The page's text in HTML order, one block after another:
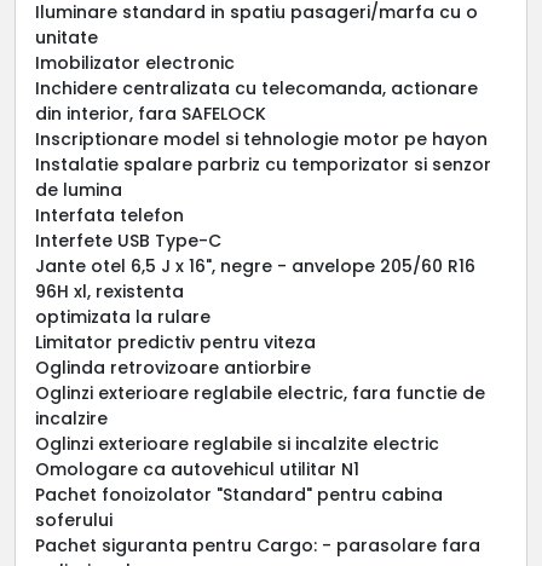
Iluminare standard in spatiu pasageri/marfa cu o
unitate
Imobilizator electronic
Inchidere centralizata cu telecomanda, actionare
din interior, fara SAFELOCK
Inscriptionare model si tehnologie motor pe hayon
Instalatie spalare parbriz cu temporizator si senzor
de lumina
Interfata telefon
Interfete USB Type-C
Jante otel 6,5 J x 16", negre - anvelope 205/60 R16
96H xl, rexistenta
optimizata la rulare
Limitator predictiv pentru viteza
Oglinda retrovizoare antiorbire
Oglinzi exterioare reglabile electric, fara functie de
incalzire
Oglinzi exterioare reglabile si incalzite electric
Omologare ca autovehicul utilitar N1
Pachet fonoizolator "Standard" pentru cabina
soferului
Pachet siguranta pentru Cargo: - parasolare fara